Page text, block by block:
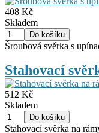
408 Kč
Skladem
Šroubová svěrka s
Stahovací
512 Kč
Skladem
Stahovací svěrka na